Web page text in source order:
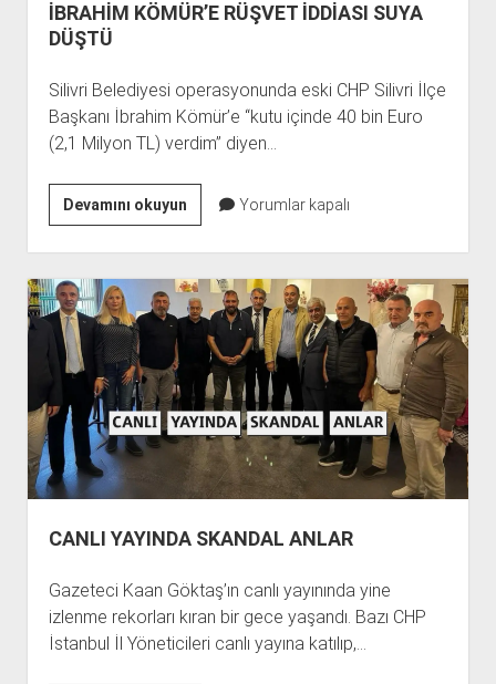
İBRAHİM KÖMÜR’E RÜŞVET İDDİASI SUYA
DÜŞTÜ
Silivri Belediyesi operasyonunda eski CHP Silivri İlçe
Başkanı İbrahim Kömür’e “kutu içinde 40 bin Euro
(2,1 Milyon TL) verdim” diyen…
Devamını okuyunİBRAHİM
KÖMÜR’E
RÜŞVET
İDDİASI
SUYA
DÜŞTÜ
Yorumlar kapalı
CANLI YAYINDA SKANDAL ANLAR
Gazeteci Kaan Göktaş’ın canlı yayınında yine
izlenme rekorları kıran bir gece yaşandı. Bazı CHP
İstanbul İl Yöneticileri canlı yayına katılıp,…